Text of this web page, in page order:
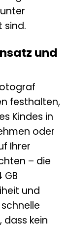
sind.
und
festhalten,
Kindes in
oder
Ihrer
– die
GB
und
kein